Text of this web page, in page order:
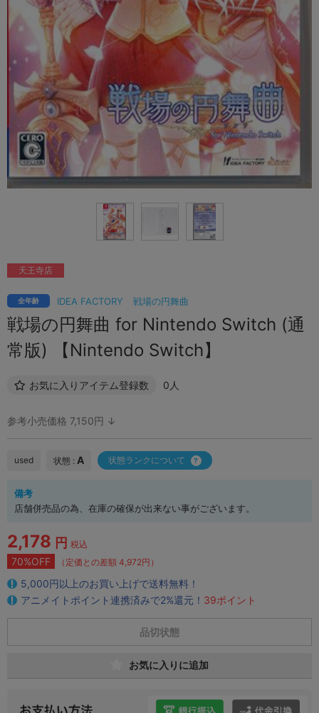
IDEA FACTORY 戦場の円舞曲
全年齢
戦場の円舞曲 for Nintendo Switch (通
常版) 【Nintendo Switch】
お気に入りアイテム登録数 0人
天王寺店
参考小売価格 7,150円 ↓
used 状態 : A 状態ランクについて
備考
店舗併売品の為、在庫の確保が出来ない事がございます。
2,178 円 税込
70%OFF （定価との差額 4,972円）
5,000円以上のお買い上げで送料無料！
アニメイトポイント連携済みで2%還元！ 39ポイント
品切状態
お気に入りに追加